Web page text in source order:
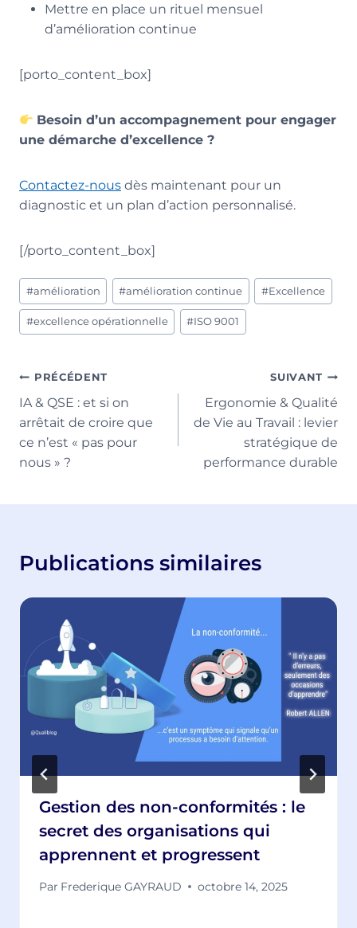
Mettre en place un rituel mensuel
d’amélioration continue
[porto_content_box]
Besoin d’un accompagnement pour engager
une démarche d’excellence ?
Contactez-nous dès maintenant pour un
diagnostic et un plan d’action personnalisé.
[/porto_content_box]
Étiquettes
de
la
#amélioration #amélioration continue #Excellence
#excellence opérationnelle #ISO 9001
Navigation
de
l’article
PRÉCÉDENT
IA & QSE : et si on
arrêtait de croire que
ce n’est « pas pour
nous » ?
SUIVANT
Ergonomie & Qualité
de Vie au Travail : levier
stratégique de
performance durable
Publications similaires
Gestion des non-conformités : le
secret des organisations qui
apprennent et progressent
Par Frederique GAYRAUD octobre 14, 2025